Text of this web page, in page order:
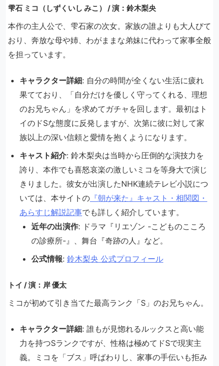
雫石 ミコ（しずくいし みこ） / 演：鈴木梨央
本作の主人公で、雫石家の次女。家族の誰よりも大人びて
おり、奔放な母や姉、わがままな弟妹に代わって家事全般
を担っています。
キャラクター詳細: 自分の時間が全くない生活に疲れ
果てており、「自分だけを優しく守ってくれる、理想
のお兄ちゃん」を求めてガチャを回します。最初はト
イのドSな態度に反発しますが、次第に彼に対して家
族以上の深い信頼と愛情を抱くようになります。
キャスト紹介: 鈴木梨央は当時から圧倒的な演技力を
誇り、本作でも喜怒哀楽の激しいミコを等身大で演じ
きりました。彼女が出演したNHK連続テレビ小説につ
いては、本サイトの 『朝が来た』キャスト・相関図・
あらすじ解説記事でも詳しく紹介しています。
近年の出演作: ドラマ『リエゾン -こどものこころ
の診療所-』、舞台『奇跡の人』など。
公式情報: 鈴木梨央 公式プロフィール
トイ / 演：岸 優太
ミコが初めて引き当てた最高ランク「S」のお兄ちゃん。
キャラクター詳細: 誰もが見惚れるルックスと高い能
力を持つSランクですが、性格は極めてドSで現実主
義。ミコを「ブス」呼ばわりし、家事の手伝いも拒み